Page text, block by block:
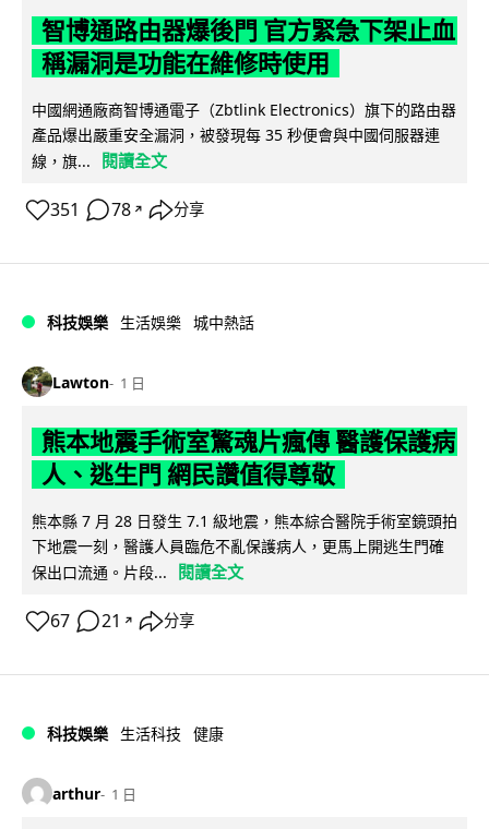
智博通路由器爆後門 官方緊急下架止血
稱漏洞是功能在維修時使用
中國網通廠商智博通電子（Zbtlink Electronics）旗下的路由器
產品爆出嚴重安全漏洞，被發現每 35 秒便會與中國伺服器連
線，旗...
閱讀全文
351 78 ↗ 分享
科技娛樂 生活娛樂 城中熱話
Lawton 1 日
熊本地震手術室驚魂片瘋傳 醫護保護病
人、逃生門 網民讚值得尊敬
熊本縣 7 月 28 日發生 7.1 級地震，熊本綜合醫院手術室鏡頭拍
下地震一刻，醫護人員臨危不亂保護病人，更馬上開逃生門確
保出口流通。片段...
閱讀全文
67 21 ↗ 分享
科技娛樂 生活科技 健康
arthur 1 日